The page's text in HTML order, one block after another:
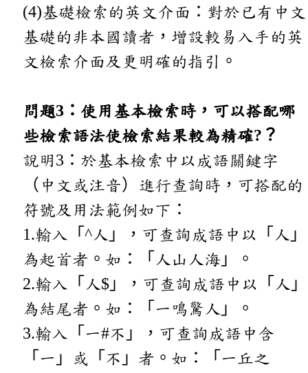
(4)基礎檢索的英文介面：對於已有中文
基礎的非本國讀者，增設較易入手的英
文檢索介面及更明確的指引。
問題3：使用基本檢索時，可以搭配哪
些檢索語法使檢索結果較為精確?？
說明3：於基本檢索中以成語關鍵字
（中文或注音）進行查詢時，可搭配的
符號及用法範例如下：
1.輸入「^人」，可查詢成語中以「人」
為起首者。如：「人山人海」。
2.輸入「人$」，可查詢成語中以「人」
為結尾者。如：「一鳴驚人」。
3.輸入「一#不」，可查詢成語中含
「一」或「不」者。如：「一丘之